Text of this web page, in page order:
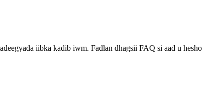
iibka kadib iwm. Fadlan dhagsii FAQ si aad u hesho